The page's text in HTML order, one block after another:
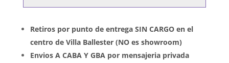
Retiros por punto de entrega SIN CARGO en el
centro de Villa Ballester (NO es showroom)
Envios A CABA Y GBA por mensajeria privada